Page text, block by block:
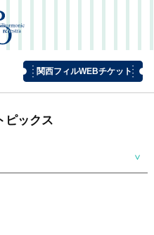
関西フィルWEBチケット
ピックス